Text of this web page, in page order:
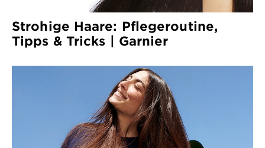
Strohige Haare: Pflegeroutine,
Tipps & Tricks | Garnier